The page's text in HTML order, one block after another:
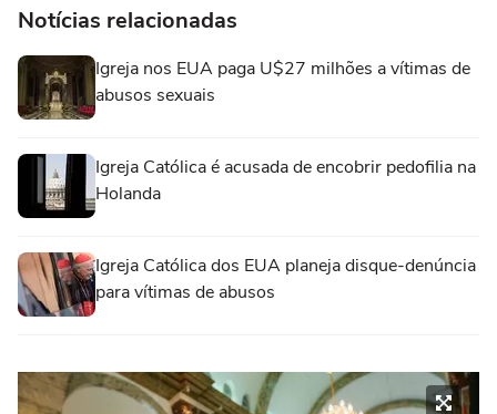
Notícias relacionadas
Igreja nos EUA paga U$27 milhões a vítimas de
abusos sexuais
Igreja Católica é acusada de encobrir pedofilia na
Holanda
Igreja Católica dos EUA planeja disque-denúncia
para vítimas de abusos